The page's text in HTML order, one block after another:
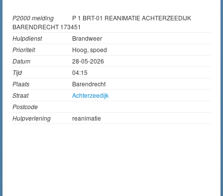
P2000 melding
P 1 BRT-01 REANIMATIE ACHTERZEEDIJK
BARENDRECHT 173451
Hulpdienst
Brandweer
Prioriteit
Hoog, spoed
Datum
28-05-2026
Tijd
04:15
Plaats
Barendrecht
Straat
Achterzeedijk
Postcode
Hulpverlening
reanimatie